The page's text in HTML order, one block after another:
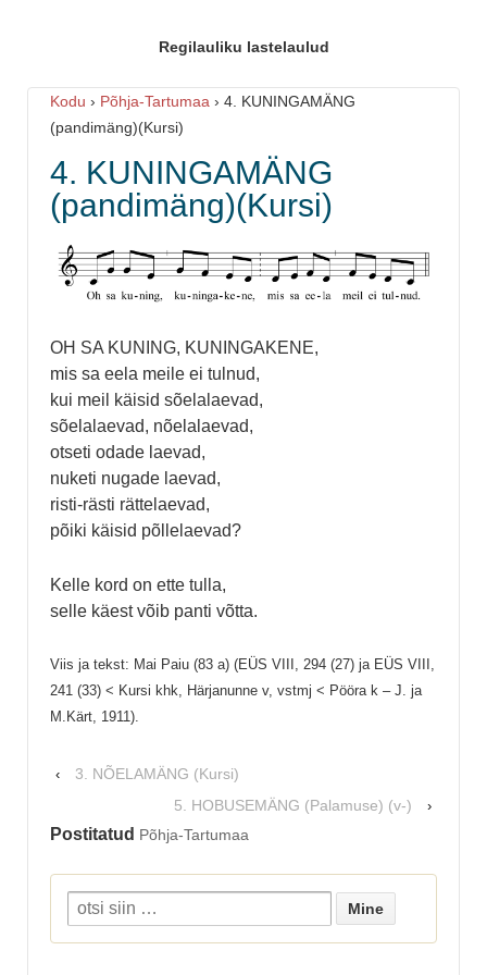
Regilauliku lastelaulud
Kodu › Põhja-Tartumaa › 4. KUNINGAMÄNG
(pandimäng)(Kursi)
4. KUNINGAMÄNG
(pandimäng)(Kursi)
OH SA KUNING, KUNINGAKENE,
mis sa eela meile ei tulnud,
kui meil käisid sõelalaevad,
sõelalaevad, nõelalaevad,
otseti odade laevad,
nuketi nugade laevad,
risti-rästi rättelaevad,
põiki käisid põllelaevad?
Kelle kord on ette tulla,
selle käest võib panti võtta.
Viis ja tekst: Mai Paiu (83 a) (EÜS VIII, 294 (27) ja EÜS VIII,
241 (33) < Kursi khk, Härjanunne v, vstmj < Pööra k – J. ja
M.Kärt, 1911).
‹
3. NÕELAMÄNG (Kursi)
5. HOBUSEMÄNG (Palamuse) (v-)
›
Postitatud Põhja-Tartumaa